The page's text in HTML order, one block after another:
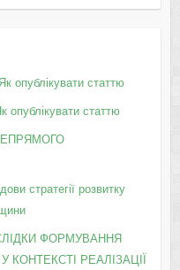
Як опублікувати статтю
опублікувати статтю
стратегії розвитку
ФОРМУВАННЯ
РЕАЛІЗАЦІЇ